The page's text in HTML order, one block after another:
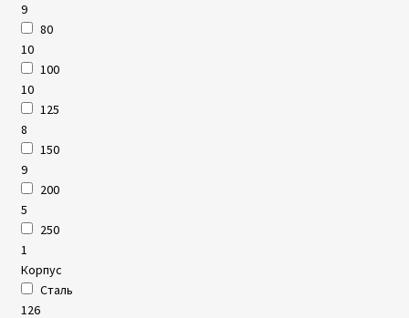
9
80
10
100
10
125
8
150
9
200
5
250
1
Корпус
Сталь
126